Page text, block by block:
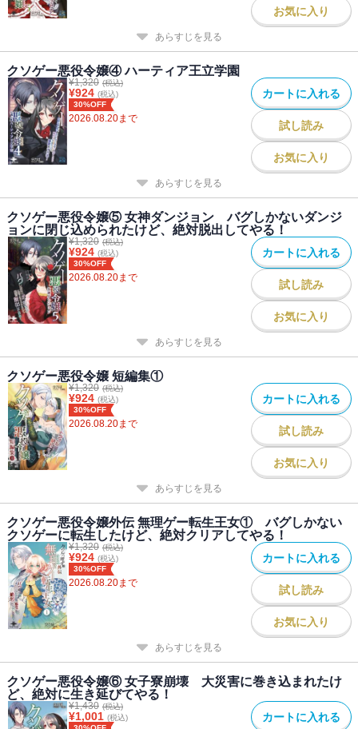
お気に入り
あらすじを見る
クソゲー悪役令嬢④ ハーティア王立学園
¥1,320 (税込)
¥924 (税込)
30%OFF
2026.08.20まで
カートに入れる
試し読み
お気に入り
あらすじを見る
クソゲー悪役令嬢⑤ 女神ダンジョン バグしかないダンジ
ョンに閉じ込められたけど、絶対脱出してやる！
¥1,320 (税込)
¥924 (税込)
30%OFF
2026.08.20まで
カートに入れる
試し読み
お気に入り
あらすじを見る
クソゲー悪役令嬢 短編集①
¥1,320 (税込)
¥924 (税込)
30%OFF
2026.08.20まで
カートに入れる
試し読み
お気に入り
あらすじを見る
クソゲー悪役令嬢外伝 無理ゲー転生王女① バグしかない
クソゲーに転生したけど、絶対クリアしてやる！
¥1,320 (税込)
¥924 (税込)
30%OFF
2026.08.20まで
カートに入れる
試し読み
お気に入り
あらすじを見る
クソゲー悪役令嬢⑥ 女子寮崩壊 大災害に巻き込まれたけ
ど、絶対に生き延びてやる！
¥1,430 (税込)
¥1,001 (税込)
カートに入れる